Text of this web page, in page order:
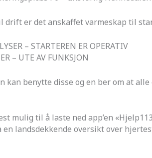
drift er det anskaffet varmeskap til
– STARTEREN ER OPERATIV
– UTE AV FUNKSJON
kan benytte disse og en ber om at
mulig til å laste ned app’en
en landsdekkende oversikt over